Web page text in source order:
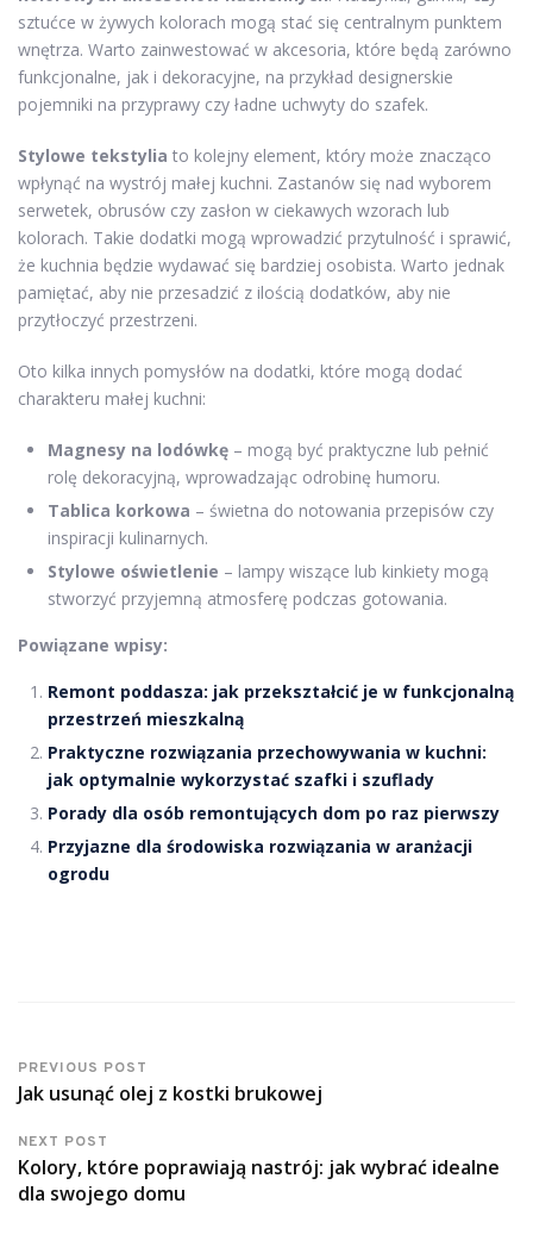
sztućce w żywych kolorach mogą stać się centralnym punktem
wnętrza. Warto zainwestować w akcesoria, które będą zarówno
funkcjonalne, jak i dekoracyjne, na przykład designerskie
pojemniki na przyprawy czy ładne uchwyty do szafek.
Stylowe tekstylia to kolejny element, który może znacząco
wpłynąć na wystrój małej kuchni. Zastanów się nad wyborem
serwetek, obrusów czy zasłon w ciekawych wzorach lub
kolorach. Takie dodatki mogą wprowadzić przytulność i sprawić,
że kuchnia będzie wydawać się bardziej osobista. Warto jednak
pamiętać, aby nie przesadzić z ilością dodatków, aby nie
przytłoczyć przestrzeni.
Oto kilka innych pomysłów na dodatki, które mogą dodać
charakteru małej kuchni:
Magnesy na lodówkę – mogą być praktyczne lub pełnić
rolę dekoracyjną, wprowadzając odrobinę humoru.
Tablica korkowa – świetna do notowania przepisów czy
inspiracji kulinarnych.
Stylowe oświetlenie – lampy wiszące lub kinkiety mogą
stworzyć przyjemną atmosferę podczas gotowania.
Powiązane wpisy:
Remont poddasza: jak przekształcić je w funkcjonalną
przestrzeń mieszkalną
Praktyczne rozwiązania przechowywania w kuchni:
jak optymalnie wykorzystać szafki i szuflady
Porady dla osób remontujących dom po raz pierwszy
Przyjazne dla środowiska rozwiązania w aranżacji
ogrodu
PREVIOUS POST
Jak usunąć olej z kostki brukowej
NEXT POST
Kolory, które poprawiają nastrój: jak wybrać idealne
dla swojego domu